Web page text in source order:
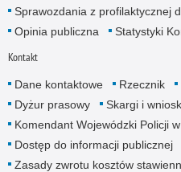
Sprawozdania z profilaktycznej
Opinia publiczna
Statystyki
Kontakt
Dane kontaktowe Rzecznik
Dyżur prasowy
Skargi i
Komendant Wojewódzki Policji
Dostęp do informacji publicznej
Zasady zwrotu kosztów